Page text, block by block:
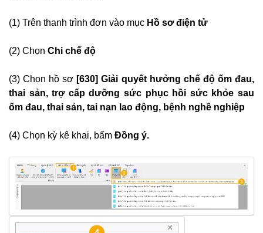
(1) Trên thanh trình đơn vào mục Hồ sơ điện tử
(2) Chọn Chi chế độ
(3) Chọn hồ sơ [630] Giải quyết hưởng chế độ ốm đau,
thai sản, trợ cấp dưỡng sức phục hồi sức khỏe sau
ốm đau, thai sản, tai nạn lao động, bệnh nghề nghiệp
(4) Chọn kỳ kê khai, bấm Đồng ý.